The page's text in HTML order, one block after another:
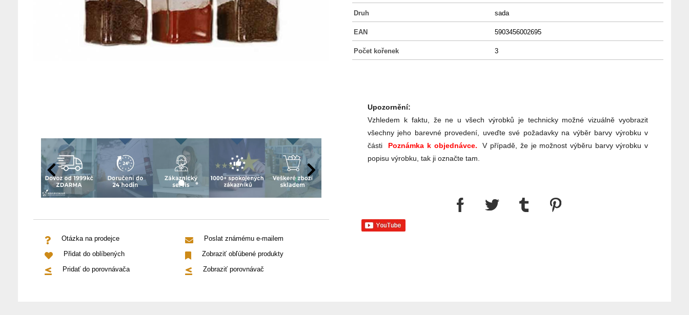
Otázka na prodejce
Poslat známému e-mailem
Přidat do oblíbených
Zobraziť obľúbené produkty
Pridať do porovnávača
Zobraziť porovnávač
Druh sada
EAN 5903456002695
Počet kořenek 3
Upozornění:
Vzhledem k faktu, že ne u všech výrobků je technicky možné vizuálně vyobrazit
všechny jeho barevné provedení, uveďte své požadavky na výběr barvy výrobku v
části Poznámka k objednávce.
V případě, že je možnost výběru barvy výrobku v
popisu výrobku, tak ji označte tam.